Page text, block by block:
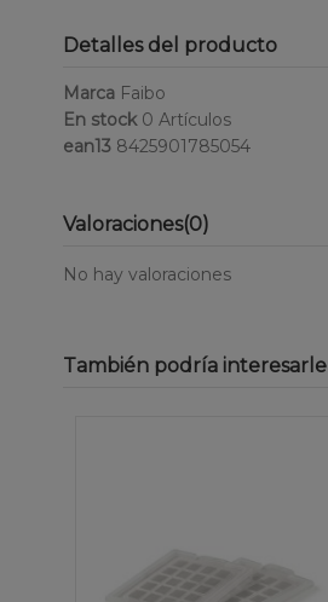
Detalles del producto
Marca Faibo
En stock 0 Artículos
ean13 8425901785054
Valoraciones(0)
No hay valoraciones
También podría interesarle